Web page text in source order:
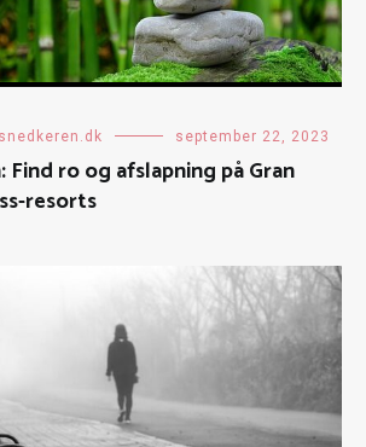
september 22, 2023
ro og afslapning på Gran
resorts